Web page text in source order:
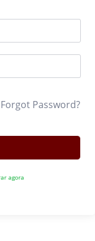
Forgot Password?
agora